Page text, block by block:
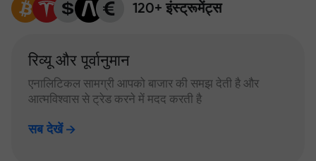
120+ इंस्ट्रूमेंट्स
रिव्यू और पूर्वानुमान
एनालिटिकल सामग्री आपको बाजार की समझ देती है और
आत्मविश्वास से ट्रेड करने में मदद करती है
सब देखें